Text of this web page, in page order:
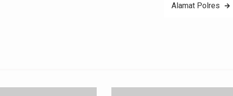
Alamat Polres